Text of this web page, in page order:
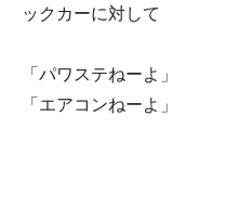
ックカーに対して
「パワステねーよ」
「エアコンねーよ」